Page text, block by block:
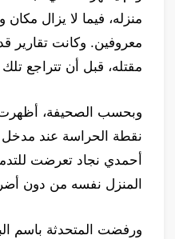
منزله، فيما لا يزال
معروفين. وكانت
مقتله، قبل أن تتراجع
وبحسب الصحيفة، أظهرت
نقطة الحراسة عند مدخل
أحمدي نجاد تعرضت
المنزل نفسه من دون
ورفضت المتحدثة باسم